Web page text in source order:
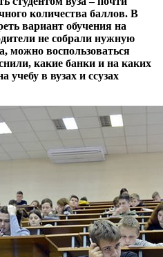
количества баллов. В
вариант обучения на
не собрали нужную
можно воспользоваться
какие банки и на каких
в вузах и ссузах